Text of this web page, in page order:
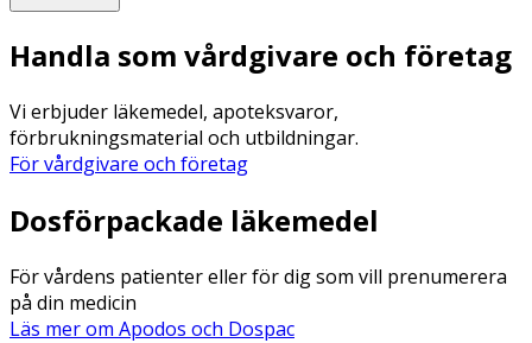
Handla som vårdgivare och företag
Vi erbjuder läkemedel, apoteksvaror,
förbrukningsmaterial och utbildningar.
För vårdgivare och företag
Dosförpackade läkemedel
För vårdens patienter eller för dig som vill prenumerera
på din medicin
Läs mer om Apodos och Dospac